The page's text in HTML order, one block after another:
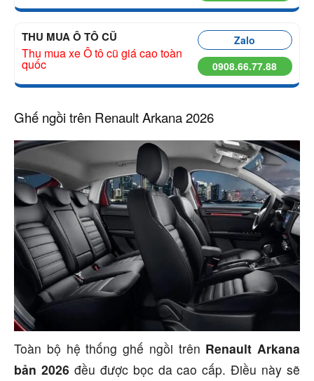
THU MUA Ô TÔ CŨ
Thu mua xe Ô tô cũ giá cao toàn
quốc
Zalo
0908.66.77.88
Ghế ngồi trên Renault Arkana 2026
Toàn bộ hệ thống ghế ngồi trên Renault Arkana
bản 2026 đều được bọc da cao cấp. Điều này sẽ